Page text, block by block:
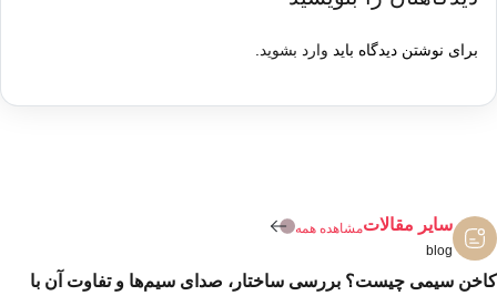
برای نوشتن دیدگاه باید وارد بشوید
سایر مقالات
blog
مشاهده همه
کاخن سیمی چیست؟ بررسی ساختار، صدای سیم‌ها و تفاوت آن با